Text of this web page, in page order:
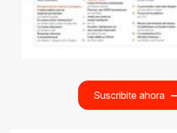
Suscribite ahora